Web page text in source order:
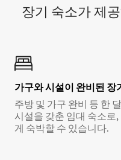
장기 숙소가 제
가구와 시설이 완비된 장
주방 및 가구 완비 등 한
시설을 갖춘 임대 숙소로
게 숙박할 수 있습니다.